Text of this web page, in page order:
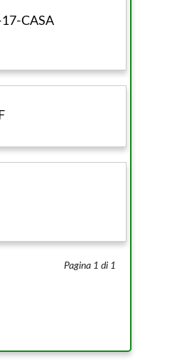
CASA
Pagina 1 di 1